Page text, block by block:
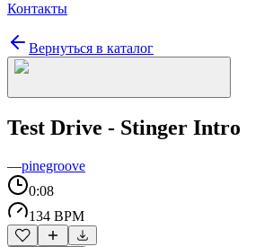
Контакты
Вернуться в каталог
Test Drive - Stinger Intro
—pinegroove
0:08
134 BPM